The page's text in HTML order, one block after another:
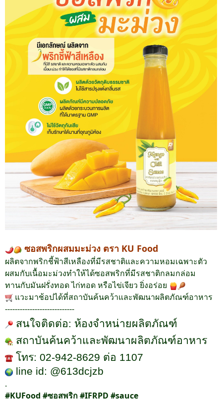
สายตรงผู้บริหาร
ซอสพริกผสมมะม่วง ตรา KU Food
ผลิตจากพริกชี้ฟ้าสีเหลืองที่มีรสชาติและความหอมเฉพาะตัว
ผสมกับเนื้อมะม่วงทำให้ได้ซอสพริกที่มีรสชาติกลมกล่อม
ทานกับมันฝรั่งทอด ไก่ทอด หรือไข่เจียว ยิ่งอร่อย
แวะมาช้อปได้ที่สถาบันค้นคว้าและพัฒนาผลิตภัณฑ์อาหาร
----------------------------
สนใจติดต่อ: ห้องจำหน่ายผลิตภัณฑ์
สถาบันค้นคว้าและพัฒนาผลิตภัณฑ์อาหาร
โทร: 02-942-8629 ต่อ 1107
line id: @613dcjzb
.
#KUFood #ซอสพริก#IFRPD #sauce